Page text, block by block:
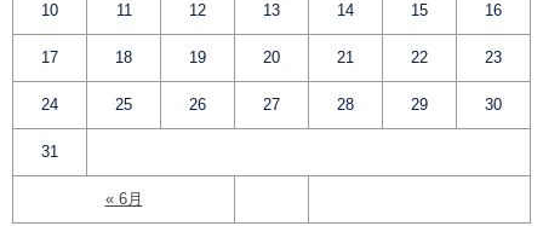
« 6月
10 11 12 13 14 15 16
17 18 19 20 21 22 23
24 25 26 27 28 29 30
31